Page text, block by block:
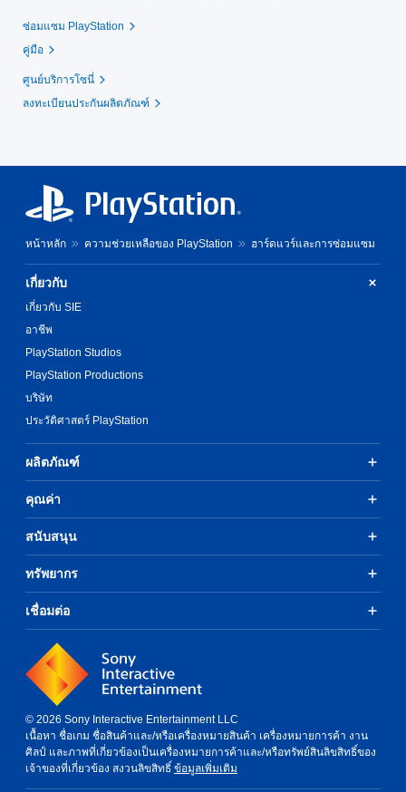
ซ่อมแซม PlayStation
คู่มือ
ศูนย์บริการโซนี่
ลงทะเบียนประกันผลิตภัณฑ์
หน้าหลัก ความช่วยเหลือของ PlayStation ฮาร์ดแวร์และการซ่อมแซม
เกี่ยวกับ
เกี่ยวกับ SIE
อาชีพ
PlayStation Studios
PlayStation Productions
บริษัท
ประวัติศาสตร์ PlayStation
ผลิตภัณฑ์
คุณค่า
สนับสนุน
ทรัพยากร
เชื่อมต่อ
© 2026 Sony Interactive Entertainment LLC
เนื้อหา ชื่อเกม ชื่อสินค้าและ/หรือเครื่องหมายสินค้า เครื่องหมายการค้า งาน
ศิลป์ และภาพที่เกี่ยวข้องเป็นเครื่องหมายการค้าและ/หรือทรัพย์สินลิขสิทธิ์ของ
เจ้าของที่เกี่ยวข้อง สงวนลิขสิทธิ์ ข้อมูลเพิ่มเติม